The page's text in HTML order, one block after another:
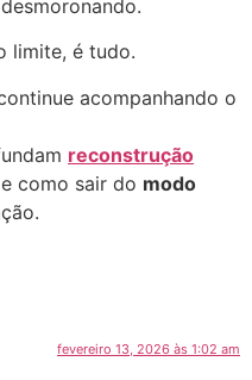
limite, é tudo.
acompanhando o
reconstrução
e como sair do modo
fevereiro 13, 2026 às 1:02 am